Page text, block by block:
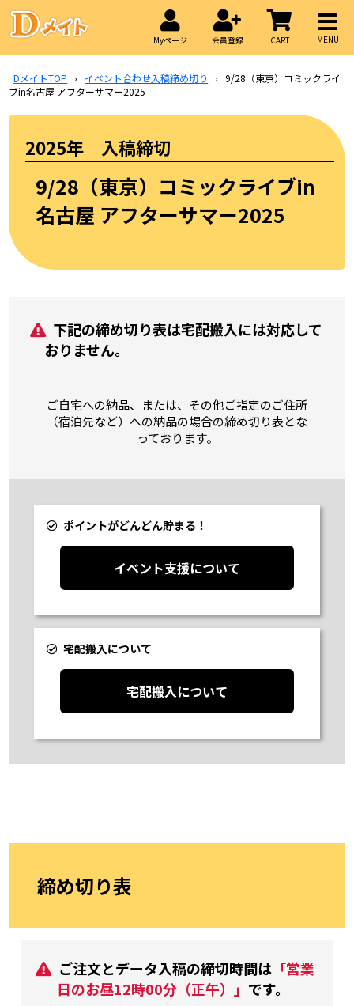
Myページ 会員登録 CART MENU
DメイトTOP › イベント合わせ入稿締め切り ›
9/28（東京）コミックライ
ブin名古屋 アフターサマー2025
2025年 入稿締切
9/28（東京）コミックライブin
名古屋 アフターサマー2025
下記の締め切り表は宅配搬入には対応して
おりません。
ご自宅への納品、または、その他ご指定のご住所
（宿泊先など）への納品の場合の締め切り表とな
っております。
ポイントがどんどん貯まる！
イベント支援について
宅配搬入について
宅配搬入について
締め切り表
ご注文とデータ入稿の締切時間は 「営業
日のお昼12時00分（正午）」 です。